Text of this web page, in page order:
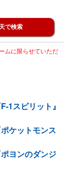
で検索
ムに限らせていただ
1スピリット』
ケットモンス
ヨンのダンジ